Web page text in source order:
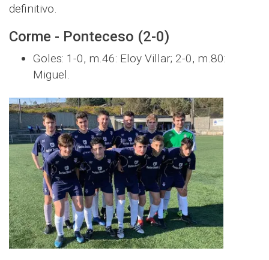
definitivo.
Corme - Ponteceso (2-0)
Goles: 1-0, m.46: Eloy Villar; 2-0, m.80:
Miguel.